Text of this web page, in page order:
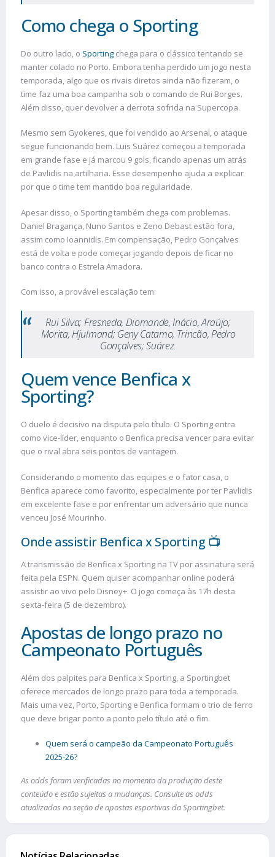
Como chega o Sporting
Do outro lado, o Sporting chega para o clássico tentando se
manter colado no Porto. Embora tenha perdido um jogo nesta
temporada, algo que os rivais diretos ainda não fizeram, o
time faz uma boa campanha sob o comando de Rui Borges.
Além disso, quer devolver a derrota sofrida na Supercopa.
Mesmo sem Gyokeres, que foi vendido ao Arsenal, o ataque
segue funcionando bem. Luis Suárez começou a temporada
em grande fase e já marcou 9 gols, ficando apenas um atrás
de Pavlidis na artilharia. Esse desempenho ajuda a explicar
por que o time tem mantido boa regularidade.
Apesar disso, o Sporting também chega com problemas.
Daniel Bragança, Nuno Santos e Zeno Debast estão fora,
assim como Ioannidis. Em compensação, Pedro Gonçalves
está de volta e pode começar jogando depois de ficar no
banco contra o Estrela Amadora.
Com isso, a provável escalação tem:
Rui Silva; Fresneda, Diomande, Inácio, Araújo;
Morita, Hjulmand; Geny Catamo, Trincão, Pedro
Gonçalves; Suárez.
Quem vence Benfica x
Sporting?
O duelo é decisivo na disputa pelo título. O Sporting entra
como vice-líder, enquanto o Benfica precisa vencer para evitar
que o rival abra seis pontos de vantagem.
Considerando o momento das equipes e o fator casa, o
Benfica aparece como favorito, especialmente por ter Pavlidis
em excelente fase e por enfrentar um adversário que nunca
venceu José Mourinho.
Onde assistir Benfica x Sporting 📺
A transmissão de Benfica x Sporting na TV por assinatura será
feita pela ESPN. Quem quiser acompanhar online poderá
assistir ao vivo pelo Disney+. O jogo começa às 17h desta
sexta-feira (5 de dezembro).
Apostas de longo prazo no
Campeonato Português
Além dos palpites para Benfica x Sporting, a Sportingbet
oferece mercados de longo prazo para toda a temporada.
Mais uma vez, Porto, Sporting e Benfica formam o trio de ferro
que deve brigar ponto a ponto pelo título até o fim.
Quem será o campeão da Campeonato Português
2025-26?
As odds foram verificadas no momento da produção deste
conteúdo e estão sujeitas a mudanças. Consulte as odds
atualizadas na seção de apostas esportivas da Sportingbet.